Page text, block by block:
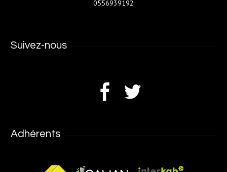
0556939192
Suivez-nous
Adhérents